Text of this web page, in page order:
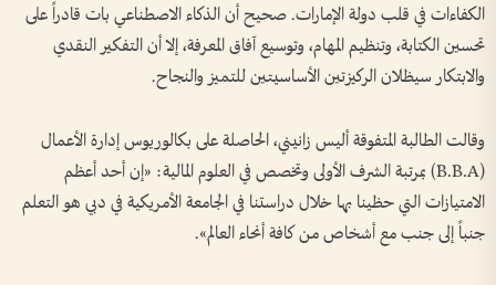
الكفاءات في قلب دولة الإمارات. صحيح أن الذكاء الاصطناعي بات قادراً على
تحسين الكتابة، وتنظيم المهام، وتوسيع آفاق المعرفة، إلا أن التفكير النقدي
والابتكار سيظلان الركيزتين الأساسيتين للتميز والنجاح.
وقالت الطالبة المتفوقة أليس زانيني، الحاصلة على بكالوريوس إدارة الأعمال
(B.B.A) بمرتبة الشرف الأولى وتخصص في العلوم المالية: «إن أحد أعظم
الامتيازات التي حظينا بها خلال دراستنا في الجامعة الأمريكية في دبي هو التعلم
جنباً إلى جنب مع أشخاص من كافة أنحاء العالم».